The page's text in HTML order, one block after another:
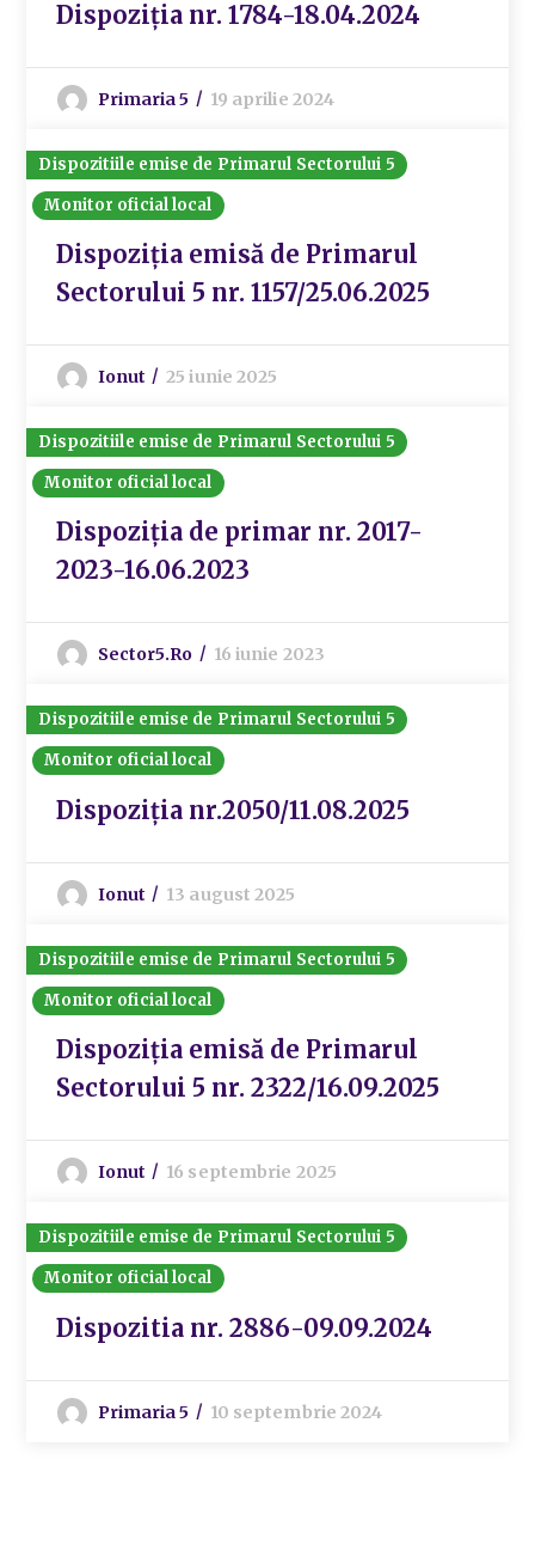
Dispoziția nr. 1784-18.04.2024
Primaria 5 19 aprilie 2024
Dispozitiile emise de Primarul Sectorului 5
Monitor oficial local
Dispoziția emisă de Primarul
Sectorului 5 nr. 1157/25.06.2025
Ionut 25 iunie 2025
Dispozitiile emise de Primarul Sectorului 5
Monitor oficial local
Dispoziția de primar nr. 2017-
2023-16.06.2023
Sector5.ro 16 iunie 2023
Dispozitiile emise de Primarul Sectorului 5
Monitor oficial local
Dispoziția nr.2050/11.08.2025
Ionut 13 august 2025
Dispozitiile emise de Primarul Sectorului 5
Monitor oficial local
Dispoziția emisă de Primarul
Sectorului 5 nr. 2322/16.09.2025
Ionut 16 septembrie 2025
Dispozitiile emise de Primarul Sectorului 5
Monitor oficial local
Dispozitia nr. 2886-09.09.2024
Primaria 5 10 septembrie 2024